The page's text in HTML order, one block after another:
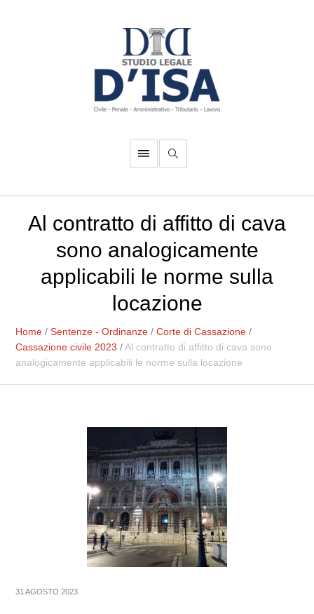
Al contratto di affitto di cava
sono analogicamente
applicabili le norme sulla
locazione
Home /Sentenze - Ordinanze /Corte di Cassazione /
Cassazione civile 2023 /Al contratto di affitto di cava sono
analogicamente applicabili le norme sulla locazione
31 AGOSTO 2023